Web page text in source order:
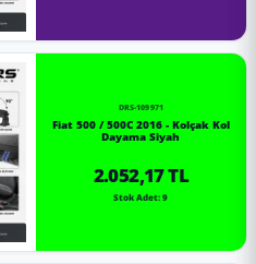
DRS-109971
Fiat 500 / 500C 2016 - Kolçak Kol
Dayama Siyah
2.052,17 TL
Stok Adet: 9